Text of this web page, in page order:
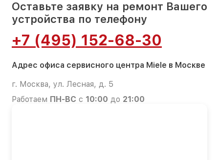
Оставьте заявку на ремонт Вашего
устройства по телефону
+7 (495) 152-68-30
Адрес офиса сервисного центра Miele в Москве
г. Москва, ул. Лесная, д. 5
Работаем ПН-ВС с 10:00 до 21:00